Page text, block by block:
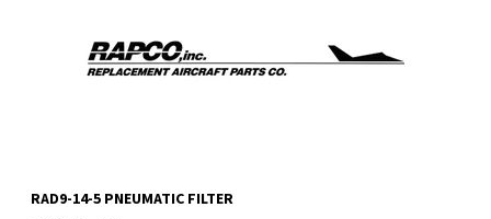
RAD9-14-5 PNEUMATIC FILTER